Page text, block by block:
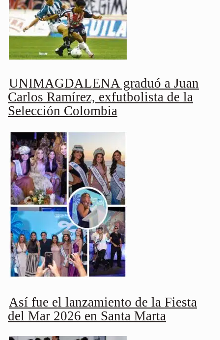
UNIMAGDALENA graduó a Juan
Carlos Ramírez, exfutbolista de la
Selección Colombia
Así fue el lanzamiento de la Fiesta
del Mar 2026 en Santa Marta